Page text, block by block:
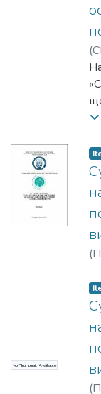
(
(
No Thumbnail Available
(